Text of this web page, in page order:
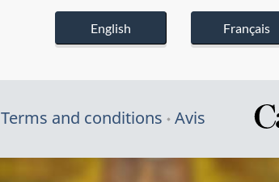
English Français
Terms and conditions Avis